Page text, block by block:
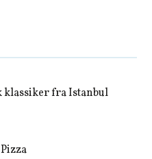
fra Istanbul